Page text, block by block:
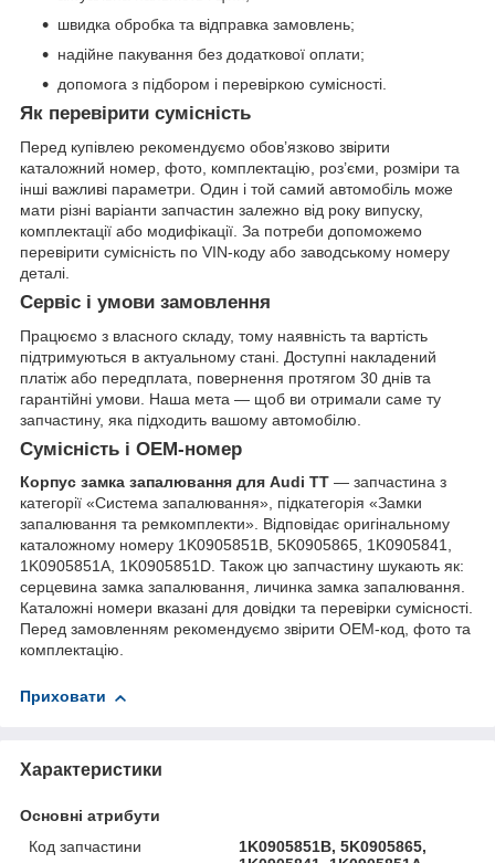
швидка обробка та відправка замовлень;
надійне пакування без додаткової оплати;
допомога з підбором і перевіркою сумісності.
Як перевірити сумісність
Перед купівлею рекомендуємо обов’язково звірити
каталожний номер, фото, комплектацію, роз’єми, розміри та
інші важливі параметри. Один і той самий автомобіль може
мати різні варіанти запчастин залежно від року випуску,
комплектації або модифікації. За потреби допоможемо
перевірити сумісність по VIN-коду або заводському номеру
деталі.
Сервіс і умови замовлення
Працюємо з власного складу, тому наявність та вартість
підтримуються в актуальному стані. Доступні накладений
платіж або передплата, повернення протягом 30 днів та
гарантійні умови. Наша мета — щоб ви отримали саме ту
запчастину, яка підходить вашому автомобілю.
Сумісність і OEM-номер
Корпус замка запалювання для Audi TT — запчастина з
категорії «Система запалювання», підкатегорія «Замки
запалювання та ремкомплекти». Відповідає оригінальному
каталожному номеру 1K0905851B, 5K0905865, 1K0905841,
1K0905851A, 1K0905851D. Також цю запчастину шукають як:
серцевина замка запалювання, личинка замка запалювання.
Каталожні номери вказані для довідки та перевірки сумісності.
Перед замовленням рекомендуємо звірити OEM-код, фото та
комплектацію.
Приховати
Характеристики
Основні атрибути
Код запчастини
1K0905851B, 5K0905865,